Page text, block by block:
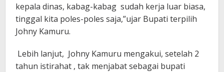
kepala dinas, kabag-kabag sudah kerja luar biasa,
tinggal kita poles-poles saja,”ujar Bupati terpilih
Johny Kamuru.
Lebih lanjut, Johny Kamuru mengakui, setelah 2
tahun istirahat , tak menjabat sebagai bupati